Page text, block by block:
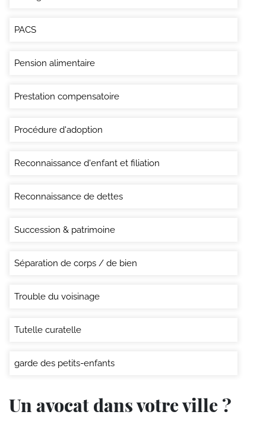
PACS
Pension alimentaire
Prestation compensatoire
Procédure d'adoption
Reconnaissance d'enfant et filiation
Reconnaissance de dettes
Succession & patrimoine
Séparation de corps / de bien
Trouble du voisinage
Tutelle curatelle
garde des petits-enfants
Un avocat dans votre ville ?